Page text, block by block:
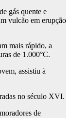
gás quente e
vulcão em erupção
mais rápido, a
de 1.000°C.
assistiu à
no século XVI.
de